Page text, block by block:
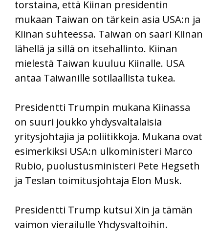
torstaina, että Kiinan presidentin
mukaan Taiwan on tärkein asia USA:n ja
Kiinan suhteessa. Taiwan on saari Kiinan
lähellä ja sillä on itsehallinto. Kiinan
mielestä Taiwan kuuluu Kiinalle. USA
antaa Taiwanille sotilaallista tukea.
Presidentti Trumpin mukana Kiinassa
on suuri joukko yhdysvaltalaisia
yritysjohtajia ja poliitikkoja. Mukana ovat
esimerkiksi USA:n ulkoministeri Marco
Rubio, puolustusministeri Pete Hegseth
ja Teslan toimitusjohtaja Elon Musk.
Presidentti Trump kutsui Xin ja tämän
vaimon vierailulle Yhdysvaltoihin.